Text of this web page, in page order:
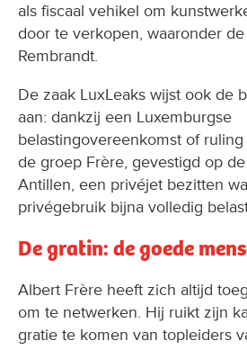
als fiscaal vehikel om
door te verkopen, waaronder
Rembrandt.
De zaak LuxLeaks wijst ook de
aan: dankzij een Luxemburgse
belastingovereenkomst of
de groep Frère, gevestigd op
Antillen, een privéjet bezitten
privégebruik bijna volledig
De gratin: de goede
Albert Frère heeft zich altijd
om te netwerken. Hij ruikt zijn
gratie te komen van topleiders